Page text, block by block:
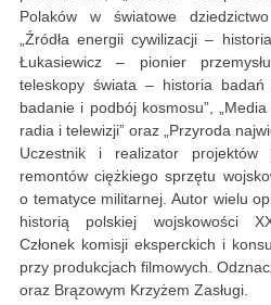
Polaków w światowe
„Źródła energii cywilizacji –
Łukasiewicz – pionier
teleskopy świata – historia badań
badanie i podbój kosmosu”,
radia i telewizji” oraz „Przyroda
Uczestnik i realizator
remontów ciężkiego sprzętu
o tematyce militarnej. Autor wielu
historią polskiej wojskowości
Członek komisji eksperckich i
przy produkcjach filmowych.
oraz Brązowym Krzyżem Zasługi.